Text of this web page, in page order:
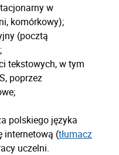
w
komórkowy);
(pocztą
tekstowych, w tym
poprzez
polskiego języka
internetową (tłumacz
uczelni.